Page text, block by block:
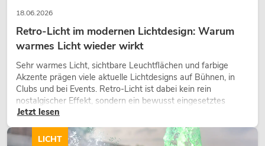
18.06.2026
Retro-Licht im modernen Lichtdesign: Warum
warmes Licht wieder wirkt
Sehr warmes Licht, sichtbare Leuchtflächen und farbige
Akzente prägen viele aktuelle Lichtdesigns auf Bühnen, in
Clubs und bei Events. Retro-Licht ist dabei kein rein
nostalgischer Effekt, sondern ein bewusst eingesetztes
Gestaltungsmittel: Es schafft Atmosphäre, gibt Szenen
Charakter und kann technische LED-Setups emotionaler
wirken lassen.
Jetzt lesen
LICHT